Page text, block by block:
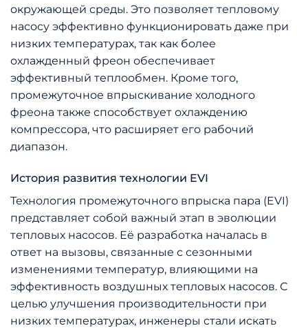
окружающей среды. Это позволяет тепловому
насосу эффективно функционировать даже при
низких температурах, так как более
охлажденный фреон обеспечивает
эффективный теплообмен. Кроме того,
промежуточное впрыскивание холодного
фреона также способствует охлаждению
компрессора, что расширяет его рабочий
диапазон.
История развития технологии EVI
Технология промежуточного впрыска пара (EVI)
представляет собой важный этап в эволюции
тепловых насосов. Её разработка началась в
ответ на вызовы, связанные с сезонными
изменениями температур, влияющими на
эффективность воздушных тепловых насосов. С
целью улучшения производительности при
низких температурах, инженеры стали искать